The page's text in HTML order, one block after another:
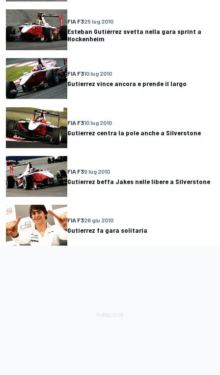
FIA F325 lug 2010
Esteban Gutiérrez svetta nella gara sprint a
Hockenheim
FIA F310 lug 2010
Gutierrez vince ancora e prende il largo
FIA F310 lug 2010
Gutierrez centra la pole anche a Silverstone
FIA F39 lug 2010
Gutierrez beffa Jakes nelle libere a Silverstone
FIA F326 giu 2010
Gutierrez fa gara solitaria